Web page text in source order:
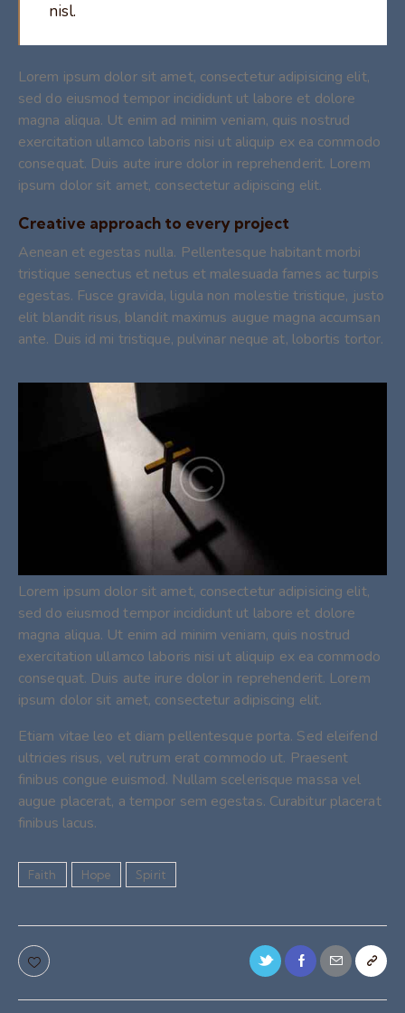
nisl.
Lorem ipsum dolor sit amet, consectetur adipisicing elit,
sed do eiusmod tempor incididunt ut labore et dolore
magna aliqua. Ut enim ad minim veniam, quis nostrud
exercitation ullamco laboris nisi ut aliquip ex ea commodo
consequat. Duis aute irure dolor in reprehenderit. Lorem
ipsum dolor sit amet, consectetur adipiscing elit.
Creative approach to every project
Aenean et egestas nulla. Pellentesque habitant morbi
tristique senectus et netus et malesuada fames ac turpis
egestas. Fusce gravida, ligula non molestie tristique, justo
elit blandit risus, blandit maximus augue magna accumsan
ante. Duis id mi tristique, pulvinar neque at, lobortis tortor.
Lorem ipsum dolor sit amet, consectetur adipisicing elit,
sed do eiusmod tempor incididunt ut labore et dolore
magna aliqua. Ut enim ad minim veniam, quis nostrud
exercitation ullamco laboris nisi ut aliquip ex ea commodo
consequat. Duis aute irure dolor in reprehenderit. Lorem
ipsum dolor sit amet, consectetur adipiscing elit.
Etiam vitae leo et diam pellentesque porta. Sed eleifend
ultricies risus, vel rutrum erat commodo ut. Praesent
finibus congue euismod. Nullam scelerisque massa vel
augue placerat, a tempor sem egestas. Curabitur placerat
finibus lacus.
Faith Hope Spirit